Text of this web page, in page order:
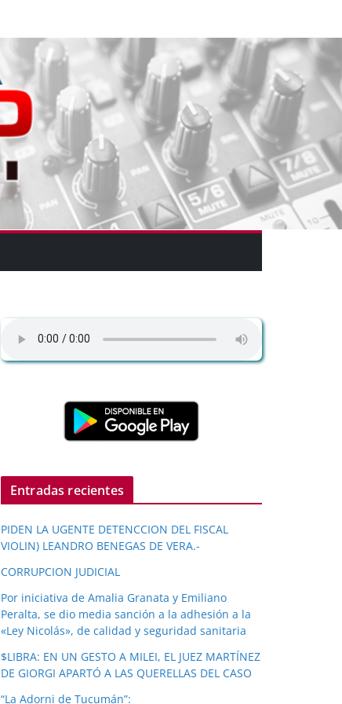
Entradas recientes
PIDEN LA UGENTE DETENCCION DEL FISCAL
VIOLIN) LEANDRO BENEGAS DE VERA.-
CORRUPCION JUDICIAL
Por iniciativa de Amalia Granata y Emiliano
Peralta, se dio media sanción a la adhesión a la
«Ley Nicolás», de calidad y seguridad sanitaria
$LIBRA: EN UN GESTO A MILEI, EL JUEZ MARTÍNEZ
DE GIORGI APARTÓ A LAS QUERELLAS DEL CASO
“La Adorni de Tucumán”: